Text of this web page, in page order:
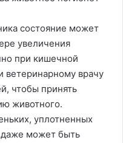
состояние может
увеличения
при кишечной
ветеринарному врачу
чтобы принять
животного.
уплотненных
может быть